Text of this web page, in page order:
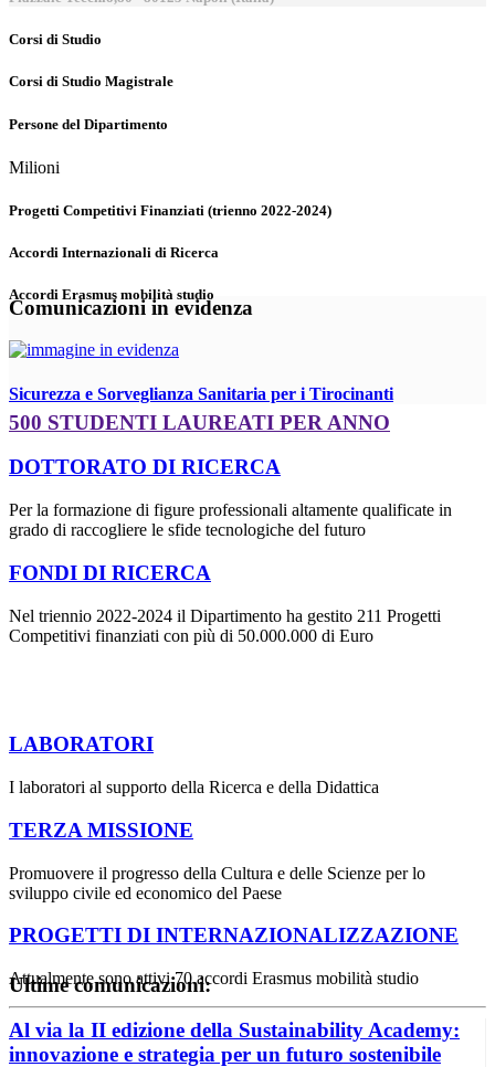
Corsi di Studio
Corsi di Studio Magistrale
Persone del Dipartimento
Milioni
Progetti Competitivi Finanziati (trienno 2022-2024)
Accordi Internazionali di Ricerca
Accordi Erasmus mobilità studio
Comunicazioni in evidenza
Sicurezza e Sorveglianza Sanitaria per i Tirocinanti
500 STUDENTI LAUREATI PER ANNO
DOTTORATO DI RICERCA
Per la formazione di figure professionali altamente qualificate in
grado di raccogliere le sfide tecnologiche del futuro
FONDI DI RICERCA
Nel triennio 2022-2024 il Dipartimento ha gestito 211 Progetti
Competitivi finanziati con più di 50.000.000 di Euro
LABORATORI
I laboratori al supporto della Ricerca e della Didattica
TERZA MISSIONE
Promuovere il progresso della Cultura e delle Scienze per lo
sviluppo civile ed economico del Paese
PROGETTI DI INTERNAZIONALIZZAZIONE
Attualmente sono attivi 70 accordi Erasmus mobilità studio
Ultime comunicazioni:
Al via la II edizione della Sustainability Academy:
innovazione e strategia per un futuro sostenibile